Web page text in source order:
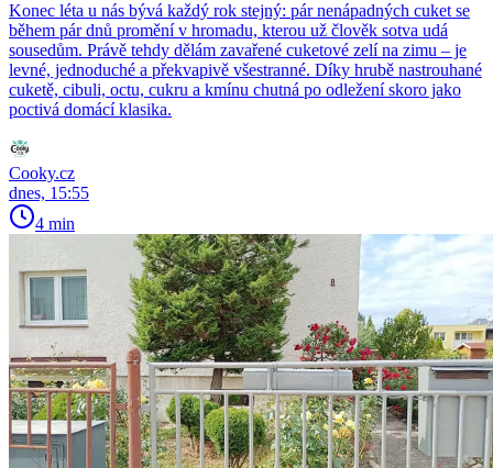
Konec léta u nás bývá každý rok stejný: pár nenápadných cuket se
během pár dnů promění v hromadu, kterou už člověk sotva udá
sousedům. Právě tehdy dělám zavařené cuketové zelí na zimu – je
levné, jednoduché a překvapivě všestranné. Díky hrubě nastrouhané
cuketě, cibuli, octu, cukru a kmínu chutná po odležení skoro jako
poctivá domácí klasika.
Cooky.cz
dnes, 15:55
4 min